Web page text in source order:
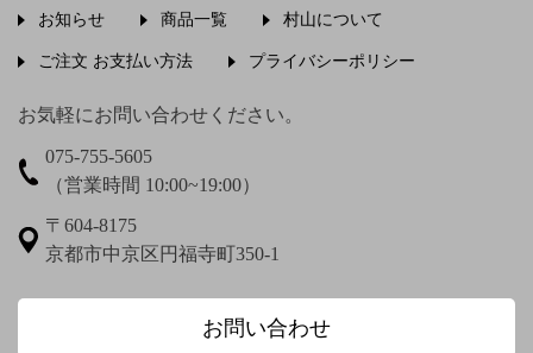
梅渓通治
圓珠庵羅城
お知らせ 商品一覧 村山について
ご注文 お支払い方法 プライバシーポリシー
お気軽にお問い合わせください。
075-755-5605
（営業時間 10:00~19:00）
〒604-8175
京都市中京区円福寺町350-1
お問い合わせ